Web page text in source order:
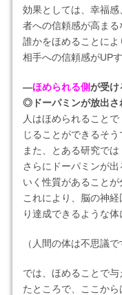
効果としては、幸福
者への信頼感が高まる
誰かをほめることによ
相手への信頼感がUP
―ほめられる側が受
◎ドーパミンが放出さ
人はほめられること
じることができるそう
また、とある研究で
さらにドーパミンが
いく性質があることが
これにより、脳の神
り達成できるような
（人間の体は不思議で
では、ほめることで
たところで、ここから